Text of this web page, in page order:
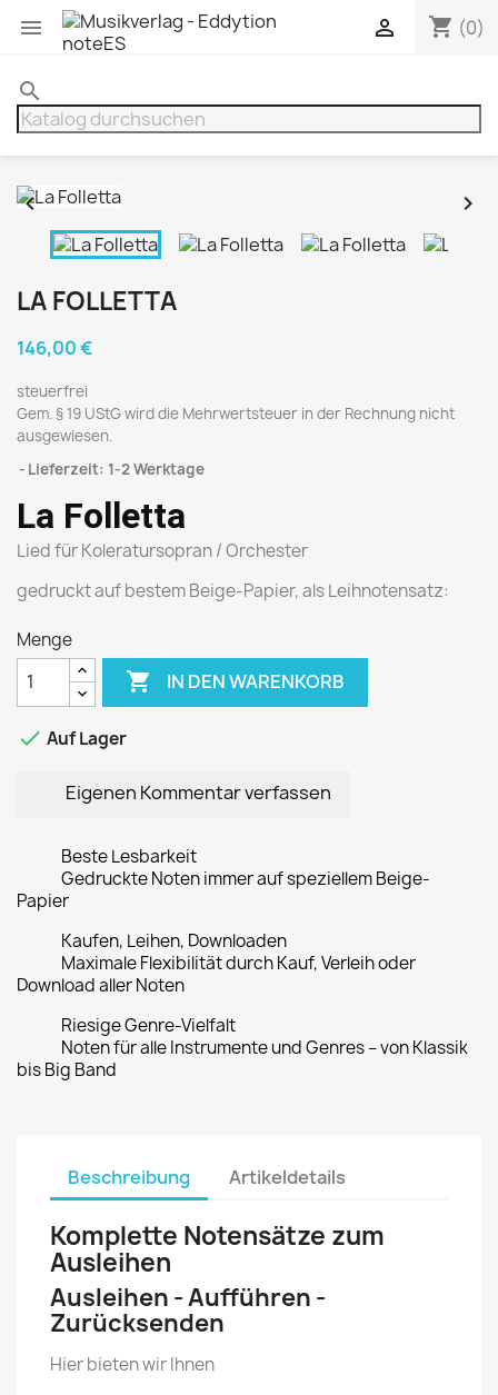
 shopping_cart (0)

search
 
LA FOLLETTA
146,00 €
steuerfrei
Gem. § 19 UStG wird die Mehrwertsteuer in der Rechnung nicht
ausgewiesen.
Lieferzeit: 1-2 Werktage
La Folletta
Lied für Koleratursopran / Orchester
gedruckt auf bestem Beige-Papier, als Leihnotensatz:
Menge
 IN DEN WARENKORB
 Auf Lager
Eigenen Kommentar verfassen
Beste Lesbarkeit
Gedruckte Noten immer auf speziellem Beige-
Papier
Kaufen, Leihen, Downloaden
Maximale Flexibilität durch Kauf, Verleih oder
Download aller Noten
Riesige Genre-Vielfalt
Noten für alle Instrumente und Genres – von Klassik
bis Big Band
Beschreibung Artikeldetails
Komplette Notensätze zum
Ausleihen
Ausleihen - Aufführen -
Zurücksenden
Hier bieten wir Ihnen